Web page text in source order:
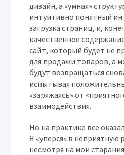
дизайн, а «умная»
интуитивно понятный
загрузка страниц, и,
качественное
сайт, который будет не
для продажи товаров, а
будут возвращаться
испытывая
«заряжаясь» от
взаимодействия.
Но на практике все
Я «уперся» в неприятную
несмотря на мои